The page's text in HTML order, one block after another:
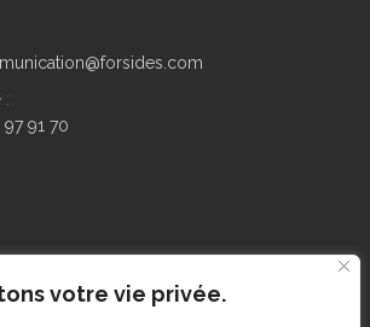
votre vie privée.
:
97 91 70